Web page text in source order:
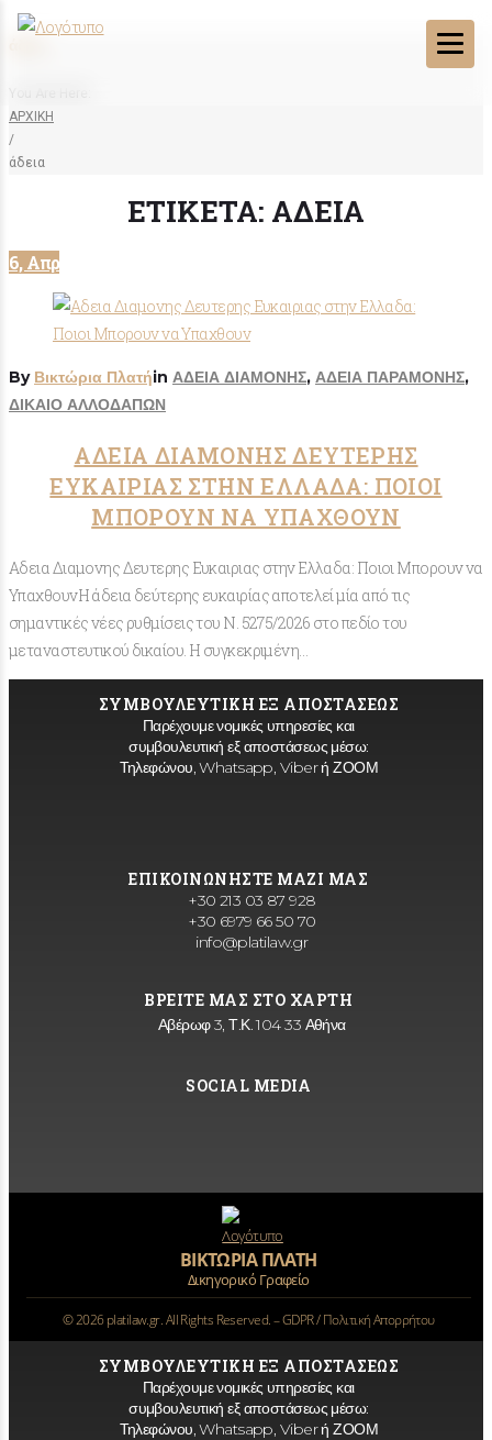
You Are Here:
ΑΡΧΙΚΗ
/
άδεια
ΕΤΙΚΈΤΑ: ΆΔΕΙΑ
6, Απρ
By Βικτώρια Πλατήin ΑΔΕΙΑ ΔΙΑΜΟΝΗΣ, ΑΔΕΙΑ ΠΑΡΑΜΟΝΗΣ,
ΔΙΚΑΙΟ ΑΛΛΟΔΑΠΩΝ
ΑΔΕΙΑ ΔΙΑΜΟΝΗΣ ΔΕΥΤΕΡΗΣ
ΕΥΚΑΙΡΙΑΣ ΣΤΗΝ ΕΛΛΑΔΑ: ΠΟΙΟΙ
ΜΠΟΡΟΥΝ ΝΑ ΥΠΑΧΘΟΥΝ
Αδεια Διαμονης Δευτερης Ευκαιριας στην Ελλαδα: Ποιοι Μπορουν να
ΥπαχθουνΗ άδεια δεύτερης ευκαιρίας αποτελεί μία από τις
σημαντικές νέες ρυθμίσεις του Ν. 5275/2026 στο πεδίο του
μεταναστευτικού δικαίου. Η συγκεκριμένη…
ΣΥΜΒΟΥΛΕΥΤΙΚΗ ΕΞ ΑΠΟΣΤΑΣΕΩΣ
Παρέχουμε νομικές υπηρεσίες και
συμβουλευτική εξ αποστάσεως μέσω:
Τηλεφώνου, Whatsapp, Viber ή ΖΟΟΜ
ΕΠΙΚΟΙΝΩΝΗΣΤΕ ΜΑΖΙ ΜΑΣ
+30 213 03 87 928
+30 6979 66 50 70
info@platilaw.gr
ΒΡΕΙΤΕ ΜΑΣ ΣΤΟ ΧΑΡΤΗ
Αβέρωφ 3, Τ.Κ. 104 33 Αθήνα
SOCIAL MEDIA
ΒΙΚΤΩΡΙΑ ΠΛΑΤΗ
Δικηγορικό Γραφείο
©2026platilaw.gr. All Rights Reserved. –GDPR / Πολιτική Απορρήτου
ΣΥΜΒΟΥΛΕΥΤΙΚΗ ΕΞ ΑΠΟΣΤΑΣΕΩΣ
Παρέχουμε νομικές υπηρεσίες και
συμβουλευτική εξ αποστάσεως μέσω:
Τηλεφώνου, Whatsapp, Viber ή ΖΟΟΜ